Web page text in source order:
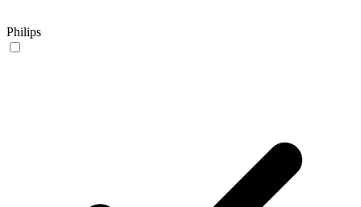
Philips